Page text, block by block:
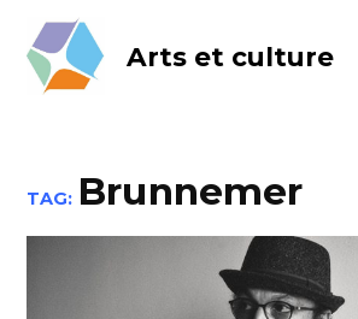
content
Arts et culture
TAG: Brunnemer